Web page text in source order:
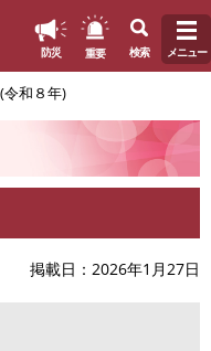
防災 重要 検索 メニュー
令和８年)
掲載日 2026年1月27日